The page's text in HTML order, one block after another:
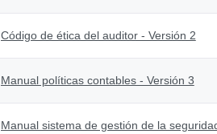
Código de ética del auditor - Versión 2
Manual políticas contables - Versión 3